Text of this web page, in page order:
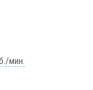
мин.